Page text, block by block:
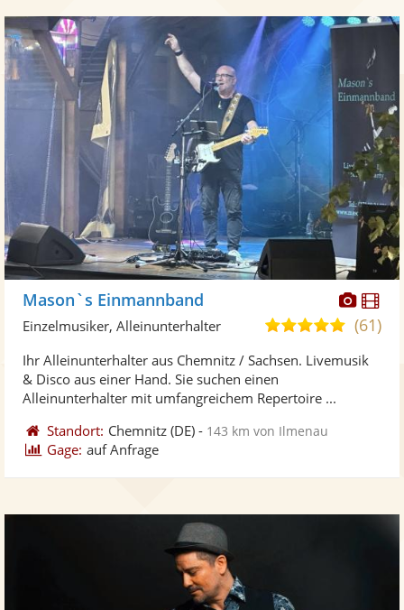
Fotos
Mason`s Einmannband
4,9
5
(61)
Einzelmusiker, Alleinunterhalter
Ihr Alleinunterhalter aus Chemnitz / Sachsen. Livemusik
& Disco aus einer Hand. Sie suchen einen
Alleinunterhalter mit umfangreichem Repertoire ...
Standort: Chemnitz (DE) - 143 km von Ilmenau
Gage: auf Anfrage